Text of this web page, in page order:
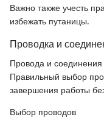
Важно также учесть
избежать путаницы.
Проводка и
Провода и
Правильный выбор
завершения работы
Выбор проводов